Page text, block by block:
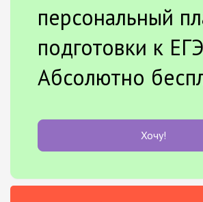
персональный
подготовки к
Абсолютно
Хочу!